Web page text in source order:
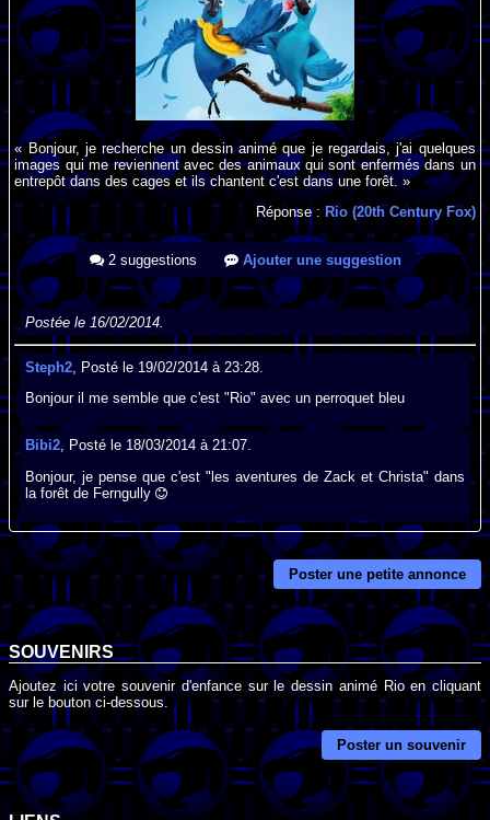
« Bonjour, je recherche un dessin animé que je regardais, j'ai quelques
images qui me reviennent avec des animaux qui sont enfermés dans un
entrepôt dans des cages et ils chantent c'est dans une forêt. »
Réponse : Rio (20th Century Fox)
2 suggestions Ajouter une suggestion
Postée le 16/02/2014.
Steph2 , Posté le 19/02/2014 à 23:28.
Bonjour il me semble que c'est "Rio" avec un perroquet bleu
Bibi2, Posté le 18/03/2014 à 21:07.
Bonjour, je pense que c'est "les aventures de Zack et Christa" dans
la forêt de Ferngully
Poster une petite annonce
SOUVENIRS
Ajoutez ici votre souvenir d'enfance sur le dessin animé Rio en cliquant
sur le bouton ci-dessous.
Poster un souvenir